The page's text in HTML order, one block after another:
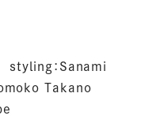
styling：Sanami
Takano